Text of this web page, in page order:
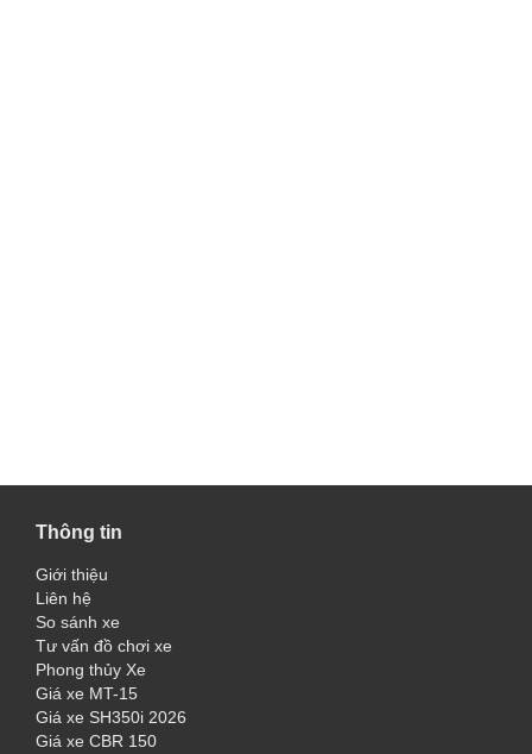
Thông tin
Giới thiệu
Liên hệ
So sánh xe
Tư vấn đồ chơi xe
Phong thủy Xe
Giá xe MT-15
Giá xe SH350i 2026
Giá xe CBR 150